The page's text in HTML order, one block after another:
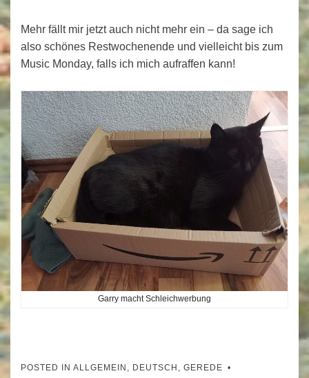
Mehr fällt mir jetzt auch nicht mehr ein – da sage ich
also schönes Restwochenende und vielleicht bis zum
Music Monday, falls ich mich aufraffen kann!
Garry macht Schleichwerbung
POSTED IN ALLGEMEIN DEUTSCH GEREDE